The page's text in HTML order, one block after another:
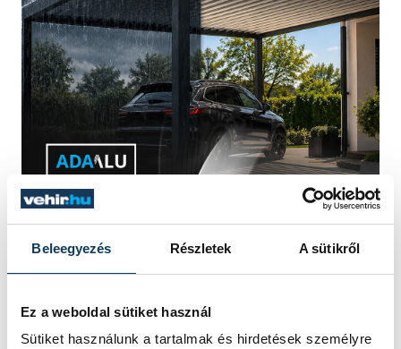
Beleegyezés Részletek A sütikről
Ez a weboldal sütiket használ
Sütiket használunk a tartalmak és hirdetések személyre
- tekintett előre a szakvezető, aki szerint a
nemzeti együttesnek többnyire jó
játékosai vannak, akad néhány nagyon jó